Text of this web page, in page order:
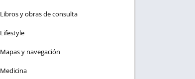
Libros y obras de consulta
Lifestyle
Mapas y navegación
Medicina